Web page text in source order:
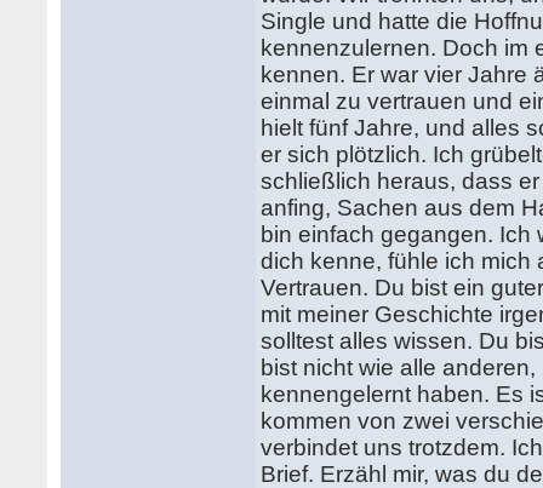
Single und hatte die
kennenzulernen. Doch im
kennen. Er war vier Jahre
einmal zu vertrauen und
hielt fünf Jahre, und alles
er sich plötzlich. Ich
schließlich heraus, dass
anfing, Sachen aus dem
bin einfach gegangen. Ich
dich kenne, fühle ich mich
Vertrauen. Du bist ein
mit meiner Geschichte
solltest alles wissen. Du
bist nicht wie alle
kennengelernt haben. Es
kommen von zwei
verbindet uns trotzdem.
Brief. Erzähl mir, was du